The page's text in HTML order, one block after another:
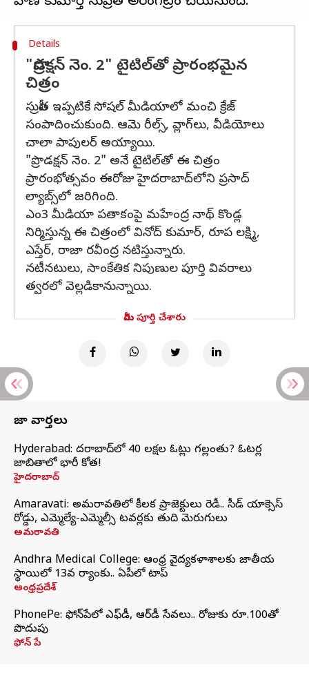
Details
"ప్రొడక్షన్ నెం. 2" టైటిల్‌తో ప్రారంభమైన
చిత్రం
సుప్రీత ఇప్పటికే సోషల్ మీడియాలో మంచి క్రేజ్
సంపాదించుకుంది. ఆమె రీల్స్, వ్లాగ్‌లు, వీడియోలు
చాలా పాపులర్ అయ్యాయి.
"ప్రొడక్షన్ నెం. 2" అనే టైటిల్‌తో ఈ చిత్రం
ప్రారంభోత్సవం ఈరోజు హైదరాబాద్‌లోని ప్రసాద్
ల్యాబ్స్‌లో జరిగింది.
ఎం3 మీడియా పతాకంపై మహేంద్ర నాథ్ కొండ్ల
నిర్మిస్తున్న ఈ చిత్రంలో వినోద్ కుమార్, రూప లక్ష్మి,
ఎస్తేర్, రాజా రవీంద్ర నటిస్తున్నారు.
నటీనటులు, సాంకేతిక నిపుణుల పూర్తి వివరాలు
త్వరలో వెల్లడికానున్నాయి.
మీరు పూర్తి చేశారు
తాజా వార్తలు
Hyderabad: హైదరాబాద్‌లో 40 లక్షల ఓట్లు గల్లంతు? ఓటర్ల
జాబితాలో భారీ కోత!
హైదరాబాద్
Amaravati: అమరావతిలో కీలక ప్రాజెక్టులు రెడీ.. సీడ్‌ యాక్సెస్‌
రోడ్డు, ఎమ్మెల్యే-ఎమ్మెల్సీ టవర్లకు తుది మెరుగులు
అమరావతి
Andhra Medical College: ఆంధ్ర వైద్యకళాశాలకు జాతీయ
స్థాయిలో 13వ ర్యాంకు.. ఏపీలో టాప్
ఆంధ్రప్రదేశ్
PhonePe: ఫోన్‌పేలో ఎఫ్‌డీ, ఆర్‌డీ సేవలు.. రోజుకు రూ.100తో
పొదుపు
ఫోన్‌ పే